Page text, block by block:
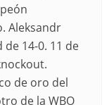
Aleksandr
14-0. 11 de
de oro del
de la WBO